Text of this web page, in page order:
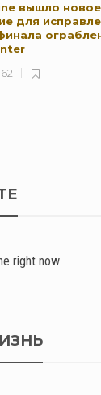
вышло новое
для
right now